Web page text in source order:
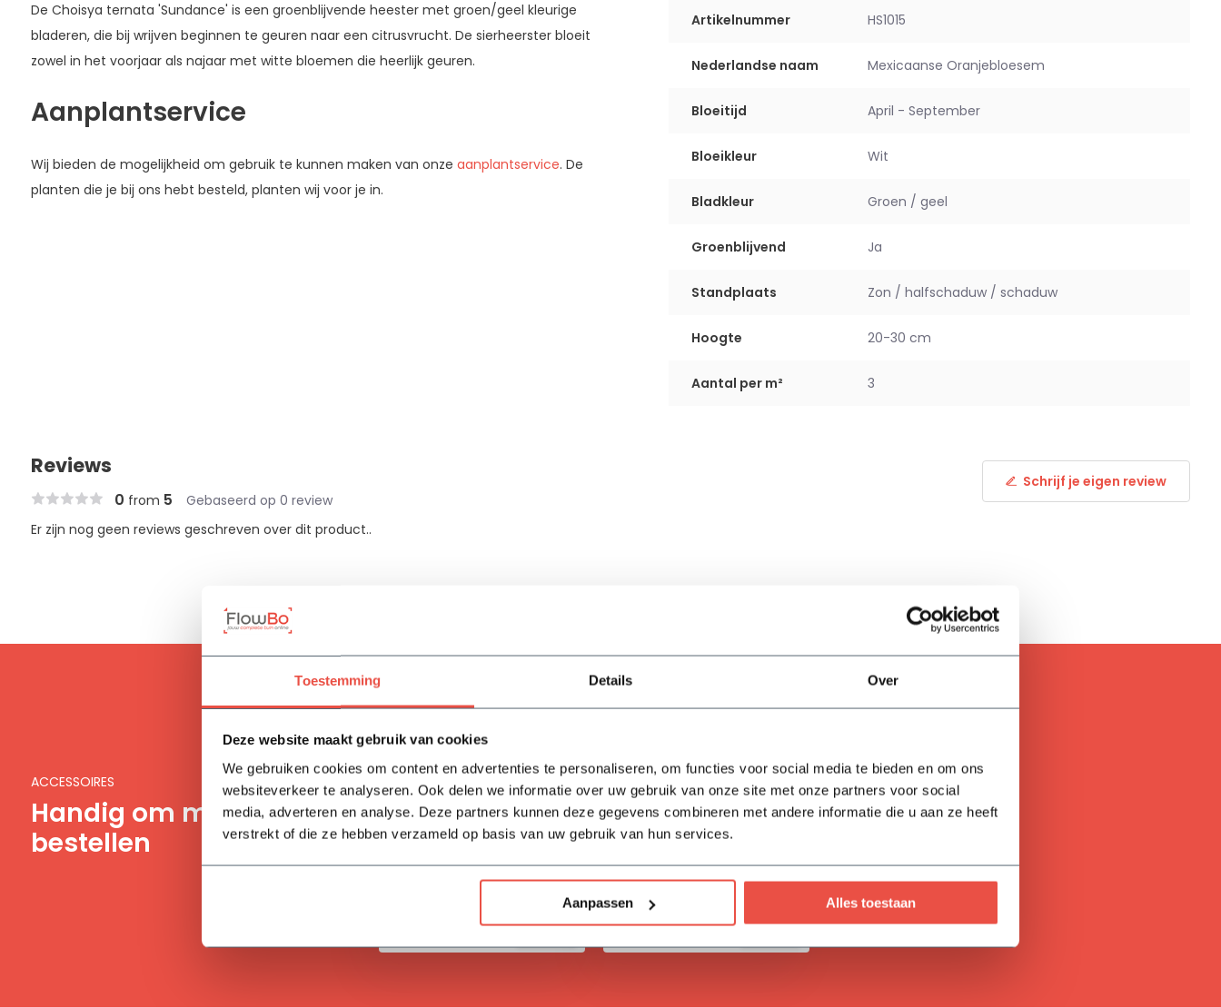
Toestemming Details Over
Deze website maakt gebruik van cookies
We gebruiken cookies om content en advertenties te personaliseren, om functies voor social media te bieden en om ons
websiteverkeer te analyseren. Ook delen we informatie over uw gebruik van onze site met onze partners voor social
media, adverteren en analyse. Deze partners kunnen deze gegevens combineren met andere informatie die u aan ze heeft
verstrekt of die ze hebben verzameld op basis van uw gebruik van hun services.
Aanpassen Alles toestaan
De Choisya ternata 'Sundance' is een groenblijvende heester met groen/geel kleurige
bladeren, die bij wrijven beginnen te geuren naar een citrusvrucht. De sierheerster bloeit
zowel in het voorjaar als najaar met witte bloemen die heerlijk geuren.
Aanplantservice
Wij bieden de mogelijkheid om gebruik te kunnen maken van onze aanplantservice. De
planten die je bij ons hebt besteld, planten wij voor je in.
Artikelnummer HS1015
Nederlandse naam Mexicaanse Oranjebloesem
Bloeitijd April - September
Bloeikleur Wit
Bladkleur Groen / geel
Groenblijvend Ja
Standplaats Zon / halfschaduw / schaduw
Hoogte 20-30 cm
Aantal per m² 3
Reviews
0 from 5 Gebaseerd op 0 review
Schrijf je eigen review
Er zijn nog geen reviews geschreven over dit product..
ACCESSOIRES
Handig om mee te
bestellen
Vivimus
17,05
BAHCO tuinschepje
18,-